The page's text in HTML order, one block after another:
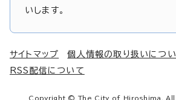
いします。
サイトマップ 個人情報の取り扱いにつ
RSS配信について
Copyright © The City of Hiroshima. All